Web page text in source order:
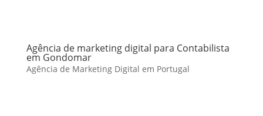
Agência de marketing digital para Contabilista
em Gondomar
Agência de Marketing Digital em Portugal